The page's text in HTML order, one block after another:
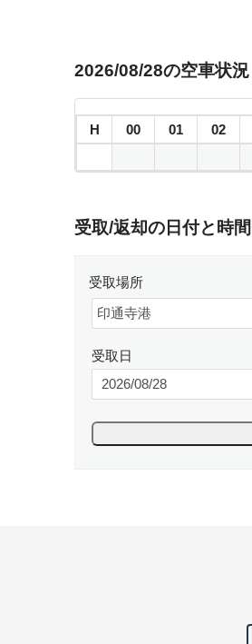
2026/08/28の空車状況
H 00 01 02
受取/返却の日付と時
受取場所
受取日